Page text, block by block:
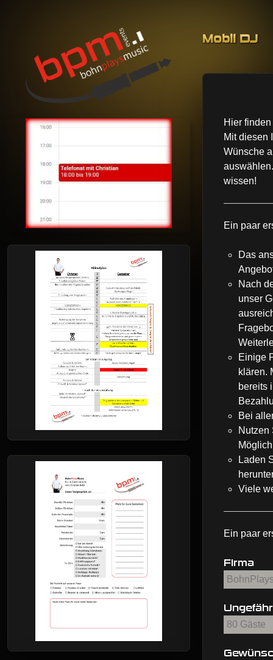
Mobil DJ
Hier
Mit diesen
Wünsche
wissen!
Ein paar
Das
Nach
unser
Einige
klären.
bereits
Bei
Nutzen
Laden
Viele
Ein paar
Firma